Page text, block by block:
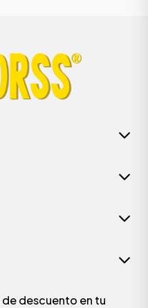
descuento en tu